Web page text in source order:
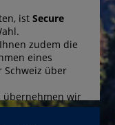
ist Secure
zudem die
eines
übernehmen wir
Selbstbehalt bei